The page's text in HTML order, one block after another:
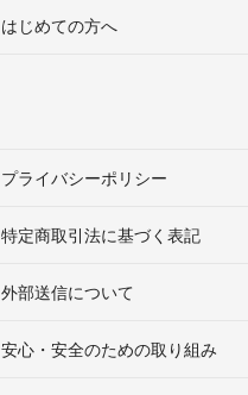
はじめての方へ
プライバシーポリシー
特定商取引法に基づく表記
外部送信について
安心・安全のための取り組み